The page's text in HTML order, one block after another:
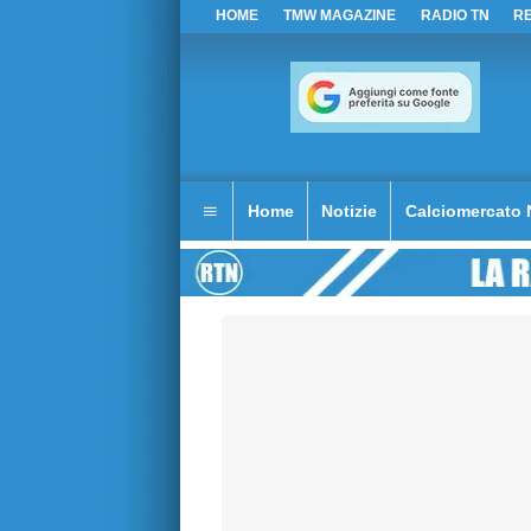
HOME TMW MAGAZINE RADIO TN
Home Notizie Calciomercato